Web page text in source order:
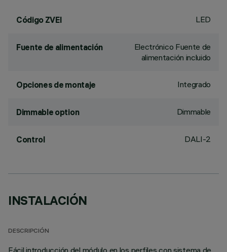
Código ZVEI LED
Fuente de alimentación
Electrónico Fuente de
alimentación incluido
Opciones de montaje Integrado
Dimmable option Dimmable
Control DALI-2
INSTALACIÓN
DESCRIPCIÓN
Fácil introducción del módulo en los perfiles con sistema de